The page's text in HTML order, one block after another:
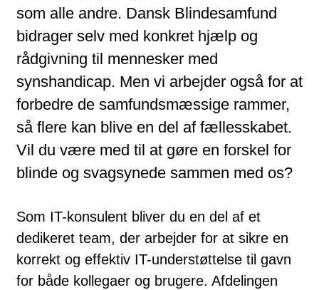
som alle andre. Dansk Blindesamfund
bidrager selv med konkret hjælp og
rådgivning til mennesker med
synshandicap. Men vi arbejder også for at
forbedre de samfundsmæssige rammer,
så flere kan blive en del af fællesskabet.
Vil du være med til at gøre en forskel for
blinde og svagsynede sammen med os?
Som IT-konsulent bliver du en del af et
dedikeret team, der arbejder for at sikre en
korrekt og effektiv IT-understøttelse til gavn
for både kollegaer og brugere. Afdelingen